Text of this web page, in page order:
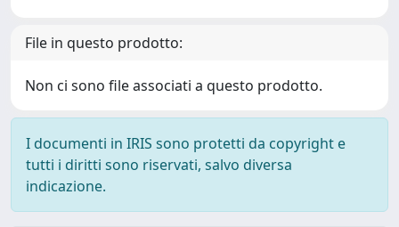
File in questo prodotto:
Non ci sono file associati a questo prodotto.
I documenti in IRIS sono protetti da copyright e
tutti i diritti sono riservati, salvo diversa
indicazione.